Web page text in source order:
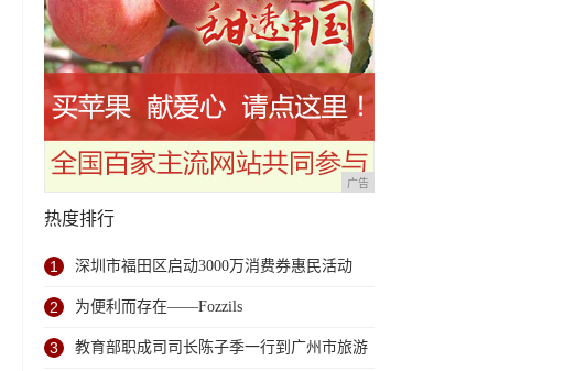
广告
热度排行
1 深圳市福田区启动3000万消费券惠民活动
2 为便利而存在——Fozzils
3 教育部职成司司长陈子季一行到广州市旅游